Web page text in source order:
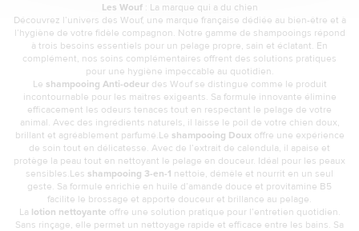
Les Wouf: La marque qui a du chien
Découvrez l’univers des Wouf, une marque française dédiée au bien-être et à
l’hygiène de votre fidèle compagnon. Notre gamme de shampooings répond
à trois besoins essentiels pour un pelage propre, sain et éclatant. En
complément, nos soins complémentaires offrent des solutions pratiques
pour une hygiène impeccable au quotidien.
Le shampooing Anti-odeurdes Wouf se distingue comme le produit
incontournable pour les maîtres exigeants. Sa formule innovante élimine
efficacement les odeurs tenaces tout en respectant le pelage de votre
animal. Avec des ingrédients naturels, il laisse le poil de votre chien doux,
brillant et agréablement parfumé.Le shampooing Douxoffre une expérience
de soin tout en délicatesse. Avec de l’extrait de calendula, il apaise et
protège la peau tout en nettoyant le pelage en douceur. Idéal pour les peaux
sensibles.Les shampooing 3-en-1 nettoie, démêle et nourrit en un seul
geste. Sa formule enrichie en huile d’amande douce et provitamine B5
facilite le brossage et apporte douceur et brillance au pelage.
La lotion nettoyante offre une solution pratique pour l’entretien quotidien.
Sans rinçage, elle permet un nettoyage rapide et efficace entre les bains. Sa